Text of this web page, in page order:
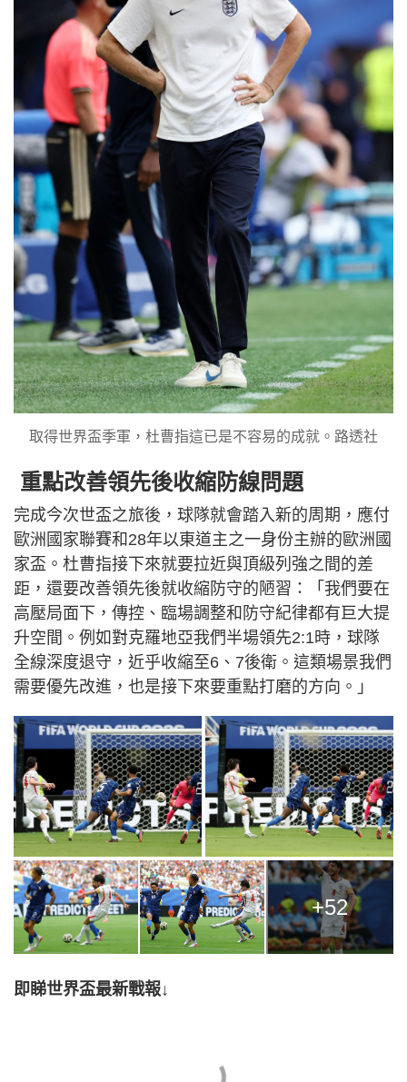
取得世界盃季軍，杜曹指這已是不容易的成就。路透社
重點改善領先後收縮防線問題
完成今次世盃之旅後，球隊就會踏入新的周期，應付
歐洲國家聯賽和28年以東道主之一身份主辦的歐洲國
家盃。杜曹指接下來就要拉近與頂級列強之間的差
距，還要改善領先後就收縮防守的陋習：「我們要在
高壓局面下，傳控、臨場調整和防守紀律都有巨大提
升空間。例如對克羅地亞我們半場領先2:1時，球隊
全線深度退守，近乎收縮至6、7後衛。這類場景我們
需要優先改進，也是接下來要重點打磨的方向。」
+52
即睇世界盃最新戰報↓